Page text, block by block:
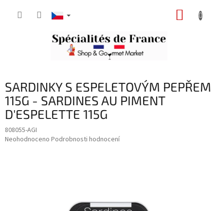
SARDINKY S ESPELETOVÝM PEPŘEM
115G - SARDINES AU PIMENT
D'ESPELETTE 115G
808055-AGI
Průměrné
Neohodnoceno Podrobnosti hodnocení